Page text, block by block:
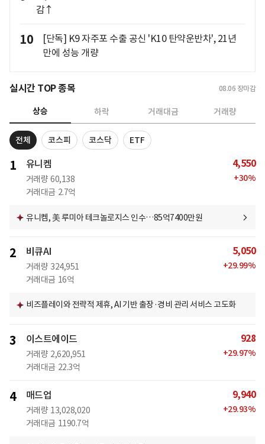
감↑
10
[단독] K9 자주포 수출 공신 'K10 탄약운반차', 21년
만에 성능 개량
실시간 TOP 종목 08.06 장마감
상승 하락 거래대금 거래량
전체 코스피 코스닥 ETF
1 유니켐
거래량 60,138
거래대금 2.7억
4,550
+30%
유니켐, 美 루미아 테크놀로지스 인수…85억7400만원
2 비큐AI
거래량 324,951
거래대금 16억
5,050
+29.99%
비즈플레이와 전략적 제휴, AI 기반 출장·경비 관리 서비스 고도화
3 이스트에이드
거래량 2,620,951
거래대금 22.3억
928
+29.97%
4 매드업
거래량 13,028,020
거래대금 1190.7억
9,940
+29.93%